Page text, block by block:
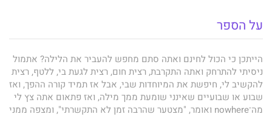
על הספר
הייתכן כי הכול לחינם ואתה סתם מחפש להעביר את הלילה? אתמול
ניסיתי להתרחק ואתה התקרבת, רצית חום, רצית לגעת בי, ללטף, רצית
להקשיב לי, חיפשת את המיוחדות שבי, אבל אז תמיד קורה ההפך, ואז
שבוע או שבועיים שאינני שומעת ממך מילה, ואז פתאום אתה צץ לי
מה־nowhere ואומר, "מצטער שהרבה זמן לא התקשרתי", ומצפה ממני